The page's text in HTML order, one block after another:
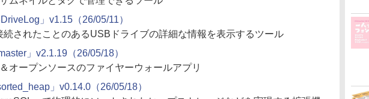
」v1.15（26/05/11）
続されたことのあるUSBドライブの詳細な情報を表示するツール
」v2.1.19（26/05/18）
オープンソースのファイヤーウォールアプリ
」v0.14.0（26/05/18）